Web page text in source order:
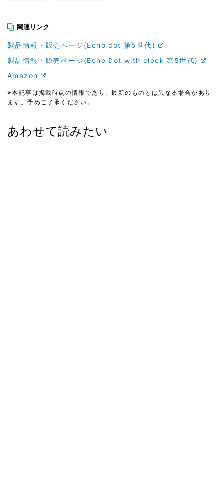
関連リンク
製品情報・販売ページ(Echo dot 第5世代)
製品情報・販売ページ(Echo Dot with clock 第5世代)
Amazon
※本記事は掲載時点の情報であり、最新のものとは異なる場合があり
ます。予めご了承ください。
あわせて読みたい